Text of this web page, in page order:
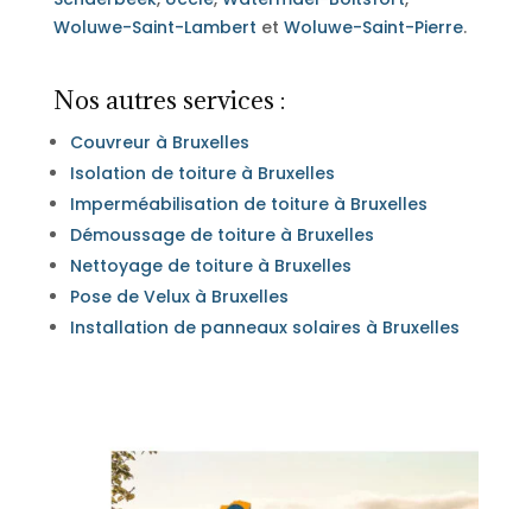
Woluwe-Saint-Lambert et Woluwe-Saint-Pierre.
Nos autres services :
Couvreur à Bruxelles
Isolation de toiture à Bruxelles
Imperméabilisation de toiture à Bruxelles
Démoussage de toiture à Bruxelles
Nettoyage de toiture à Bruxelles
Pose de Velux à Bruxelles
Installation de panneaux solaires à Bruxelles